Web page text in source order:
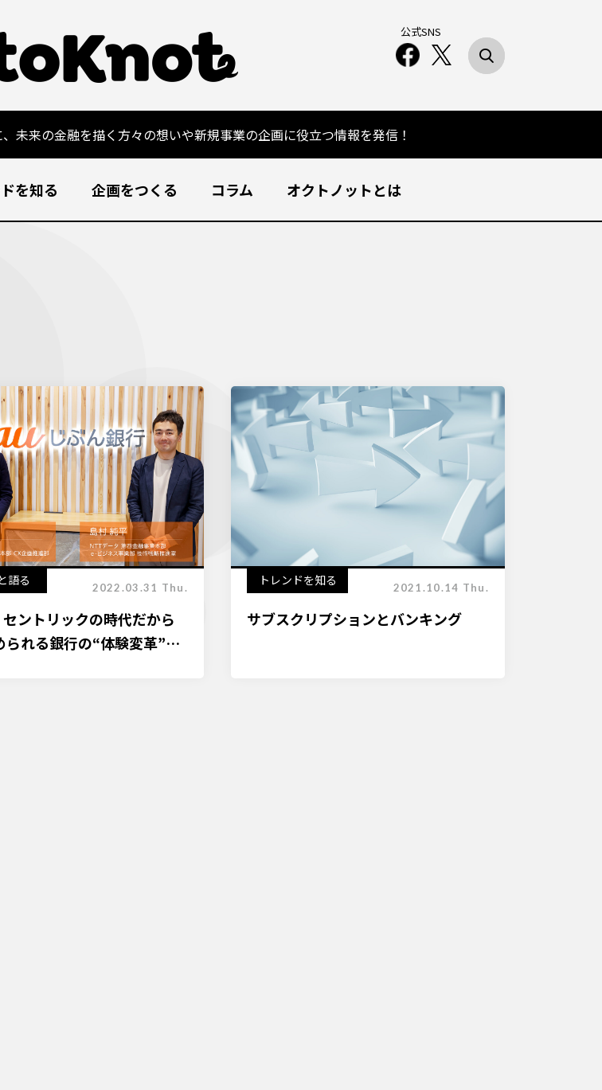
を知る 企画をつくる コラム オクトノットとは
未来の金融を描く方々の想いや新規事業の企画に役立つ情報を発信！
公式SNS
語る 2022.03.31 Thu.
ントリックの時代だから
られる銀行の“体験変革”と
トレンドを知る 2021.10.14 Thu.
サブスクリプションとバンキング